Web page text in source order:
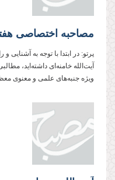
پرتو: در ابتدا با توجه به
آیت‌الله خامنه‌ای داشته‌اید،
ویژه جنبه‌های علمی و معنوی